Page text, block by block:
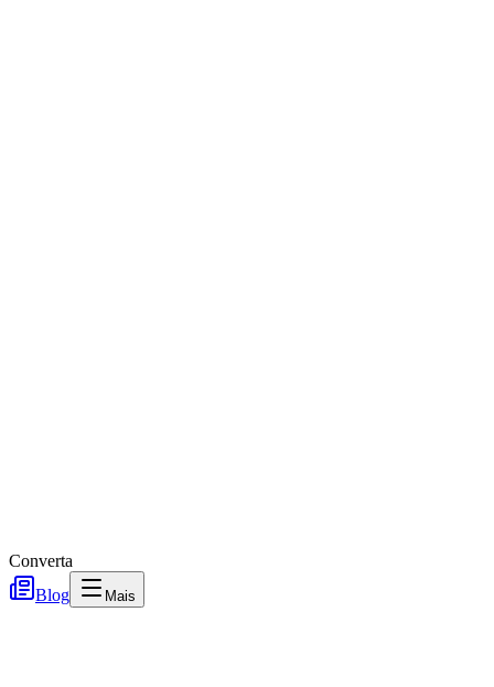
Converta
Blog
Mais